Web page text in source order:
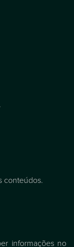
conteúdos.
informações no